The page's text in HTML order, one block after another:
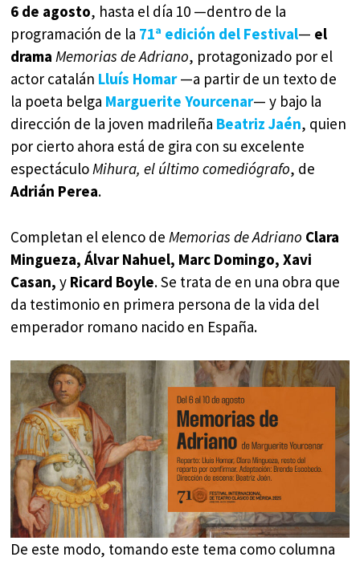
6 de agosto, hasta el día 10 —dentro de la
programación de la 71ª edición del Festival— el
dramaMemorias de Adriano, protagonizado por el
actor catalán Lluís Homar—a partir de un texto de
la poeta belga Marguerite Yourcenar— y bajo la
dirección de la joven madrileña Beatriz Jaén, quien
por cierto ahora está de gira con su excelente
espectáculoMihura, el último comediógrafo, de
Adrián Perea.
Completan el elenco deMemorias de Adriano Clara
Mingueza, Álvar Nahuel, Marc Domingo, Xavi
Casan,y Ricard Boyle. Se trata de en una obra que
da testimonio en primera persona de la vida del
emperador romano nacido en España.
De este modo, tomando este tema como columna